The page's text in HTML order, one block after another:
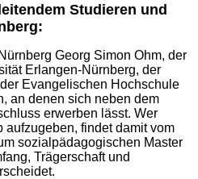
Studieren und
Georg Simon Ohm, der
Erlangen-Nürnberg, der
Evangelischen Hochschule
an denen sich neben dem
erwerben lässt. Wer
findet damit vom
sozialpädagogischen Master
Trägerschaft und